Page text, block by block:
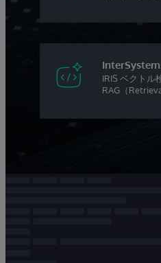
IRIS ベクトル
RAG（